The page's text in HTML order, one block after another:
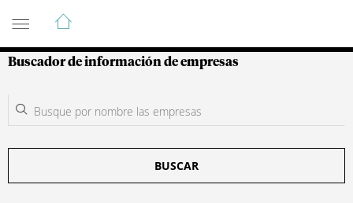
Guía de Empresas Colombianas
Buscador de información de empresas
BUSCAR